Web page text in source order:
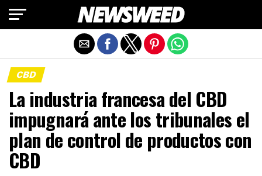
CBD
La industria francesa del CBD
impugnará ante los tribunales el
plan de control de productos con
CBD
Salir de la versión móvil